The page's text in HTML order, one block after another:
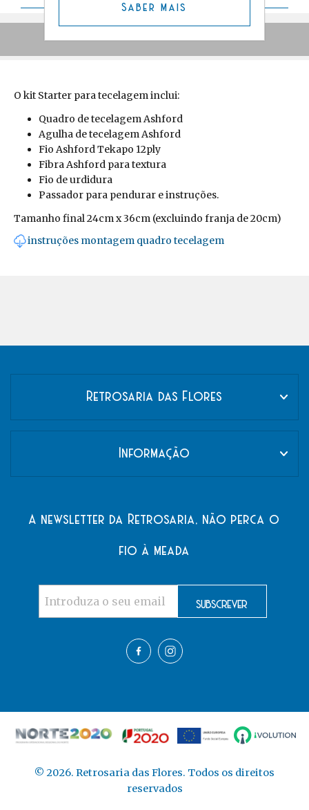
O kit Starter para tecelagem inclui:
Quadro de tecelagem Ashford
Agulha de tecelagem Ashford
Fio Ashford Tekapo 12ply
Fibra Ashford para textura
Fio de urdidura
Passador para pendurar e instruções.
Tamanho final 24cm x 36cm (excluindo franja de 20cm)
instruções montagem quadro tecelagem
Retrosaria das Flores
Informação
A newsletter da Retrosaria, não perca o
fio à meada
© 2026. Retrosaria das Flores. Todos os direitos
reservados
Saber mais